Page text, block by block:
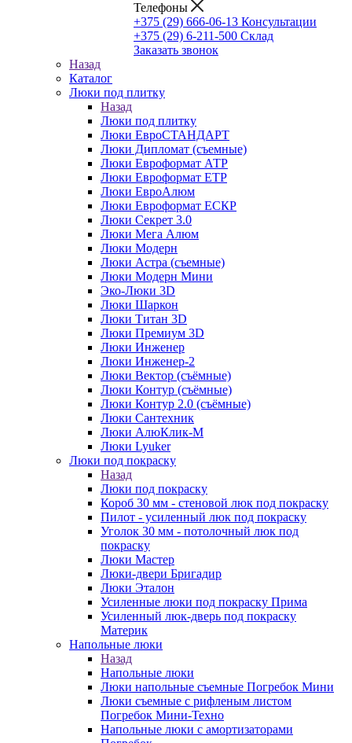
Телефоны
+375 (29) 666-06-13 Консультации
+375 (29) 6-211-500 Склад
Заказать звонок
Назад
Каталог
Люки под плитку
Назад
Люки под плитку
Люки ЕвроСТАНДАРТ
Люки Дипломат (съемные)
Люки Евроформат АТР
Люки Евроформат ЕТР
Люки ЕвроАлюм
Люки Евроформат ЕСКР
Люки Секрет 3.0
Люки Мега Алюм
Люки Модерн
Люки Астра (съемные)
Люки Модерн Мини
Эко-Люки 3D
Люки Шаркон
Люки Титан 3D
Люки Премиум 3D
Люки Инженер
Люки Инженер-2
Люки Вектор (съёмные)
Люки Контур (съёмные)
Люки Контур 2.0 (съёмные)
Люки Сантехник
Люки АлюКлик-М
Люки Lyuker
Люки под покраску
Назад
Люки под покраску
Короб 30 мм - стеновой люк под покраску
Пилот - усиленный люк под покраску
Уголок 30 мм - потолочный люк под
покраску
Люки Мастер
Люки-двери Бригадир
Люки Эталон
Усиленные люки под покраску Прима
Усиленный люк-дверь под покраску
Материк
Напольные люки
Назад
Напольные люки
Люки напольные съемные Погребок Мини
Люки съемные с рифленым листом
Погребок Мини-Техно
Напольные люки с амортизаторами